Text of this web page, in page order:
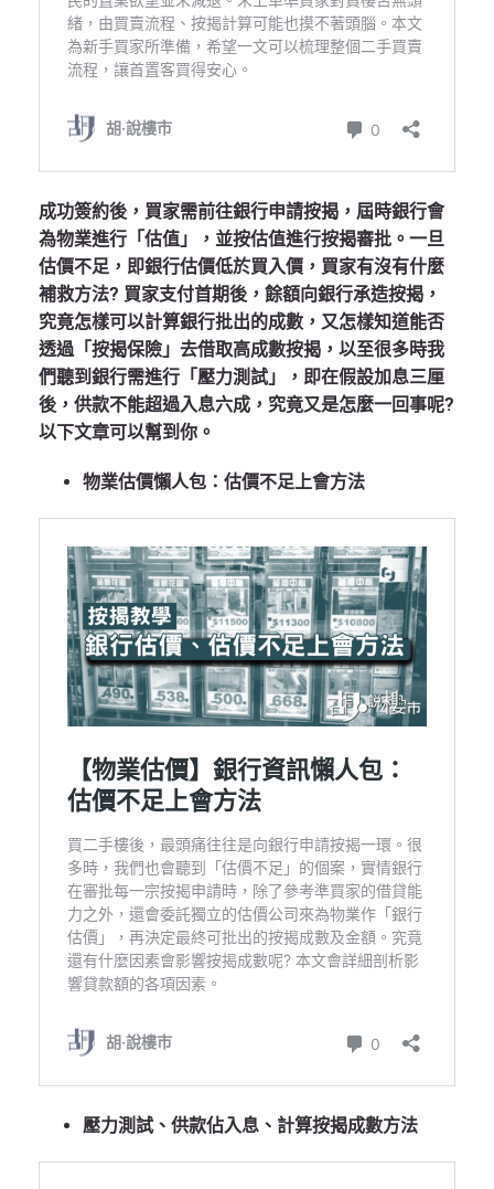
成功簽約後，買家需前往銀行申請按揭，屆時銀行會
為物業進行「估值」，並按估值進行按揭審批。一旦
估價不足，即銀行估價低於買入價，買家有沒有什麼
補救方法? 買家支付首期後，餘額向銀行承造按揭，
究竟怎樣可以計算銀行批出的成數，又怎樣知道能否
透過「按揭保險」去借取高成數按揭，以至很多時我
們聽到銀行需進行「壓力測試」，即在假設加息三厘
後，供款不能超過入息六成，究竟又是怎麼一回事呢?
以下文章可以幫到你。
物業估價懶人包：估價不足上會方法
壓力測試、供款佔入息、計算按揭成數方法